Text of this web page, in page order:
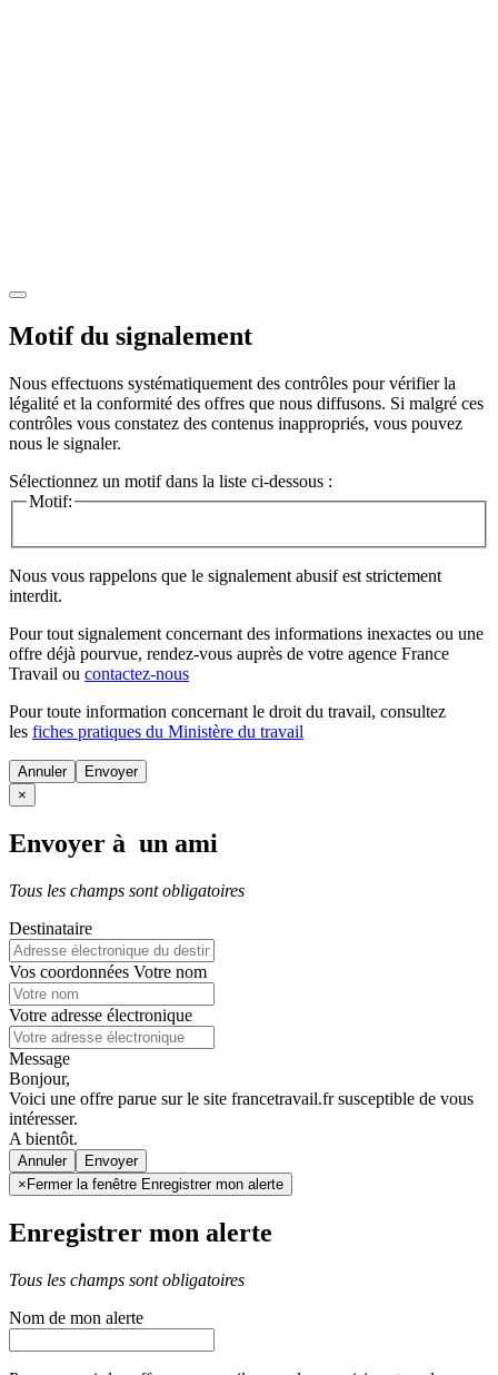
Motif du signalement
Nous effectuons systématiquement des contrôles pour vérifier la
légalité et la conformité des offres que nous diffusons. Si malgré ces
contrôles vous constatez des contenus inappropriés, vous pouvez
nous le signaler.
Sélectionnez un motif dans la liste ci-dessous :
Motif:
Nous vous rappelons que le signalement abusif est strictement
interdit.
Pour tout signalement concernant des informations inexactes ou une
offre déjà pourvue, rendez-vous auprès de votre agence France
Travail ou contactez-nous
Pour toute information concernant le droit du travail, consultez
les fiches pratiques du Ministère du travail
Annuler
×
Envoyer à un ami
Tous les champs sont obligatoires
Destinataire
Vos coordonnées Votre nom
Votre adresse électronique
Message
Bonjour,
Voici une offre parue sur le site francetravail.fr susceptible de vous
intéresser.
A bientôt.
Annuler
× Fermer la fenêtre Enregistrer mon alerte
Enregistrer mon alerte
Tous les champs sont obligatoires
Nom de mon alerte